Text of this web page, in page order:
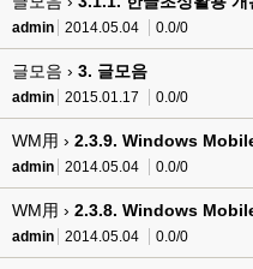
admin 2014.05.04 0.0/0
글모음 › 3. 글모음
admin 2015.01.17 0.0/0
WM用 › 2.3.9. Windows
admin 2014.05.04 0.0/0
WM用 › 2.3.8. Windows
admin 2014.05.04 0.0/0